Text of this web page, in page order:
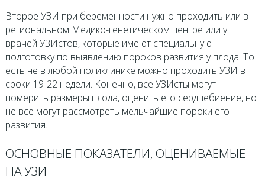
Второе УЗИ при беременности нужно проходить или в
региональном Медико-генетическом центре или у
врачей УЗИстов, которые имеют специальную
подготовку по выявлению пороков развития у плода. То
есть не в любой поликлинике можно проходить УЗИ в
сроки 19-22 недели. Конечно, все УЗИсты могут
померить размеры плода, оценить его сердцебиение, но
не все могут рассмотреть мельчайшие пороки его
развития.
ОСНОВНЫЕ ПОКАЗАТЕЛИ, ОЦЕНИВАЕМЫЕ
НА УЗИ